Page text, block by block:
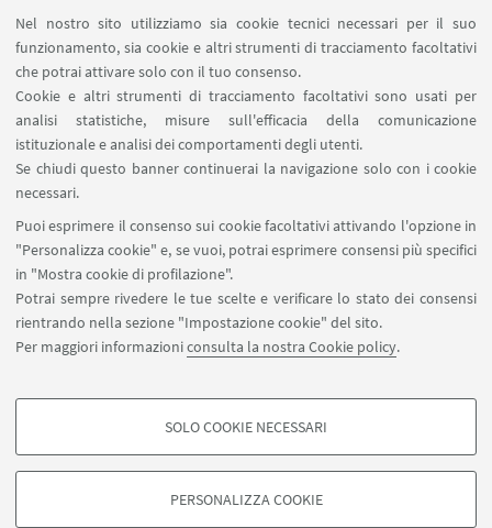
Nel nostro sito utilizziamo sia cookie tecnici necessari per il suo
funzionamento, sia cookie e altri strumenti di tracciamento facoltativi
che potrai attivare solo con il tuo consenso.
Cookie e altri strumenti di tracciamento facoltativi sono usati per
analisi statistiche, misure sull'efficacia della comunicazione
istituzionale e analisi dei comportamenti degli utenti.
Se chiudi questo banner continuerai la navigazione solo con i cookie
necessari.
Puoi esprimere il consenso sui cookie facoltativi attivando l'opzione in
"Personalizza cookie" e, se vuoi, potrai esprimere consensi più specifici
in "Mostra cookie di profilazione".
Potrai sempre rivedere le tue scelte e verificare lo stato dei consensi
rientrando nella sezione "Impostazione cookie" del sito.
Per maggiori informazioniconsulta la nostra Cookie policy.
COOKIE DI PROFILAZIONE - FACOLTATIVI
degli utenti, creare profili in base al loro comportamento sul sito, per analisi
SOLO COOKIE NECESSARI
PERSONALIZZA COOKIE
I nostri servizi nel campo delle tecnologie
innovative applicate al restauro, recupero,
riqualificazione del patrimonio e rigenerazione
urbana e rurale:
Pianificazione e rigenerazione
Patrimonio costruito
Patrimonio storico costruito
Seguici su: